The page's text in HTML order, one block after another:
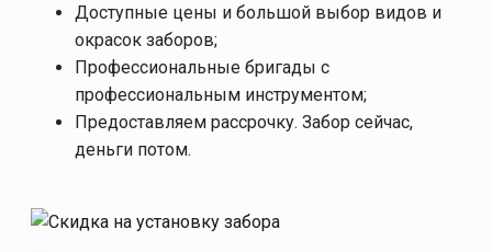
Доступные цены и большой выбор видов и
окрасок заборов;
Профессиональные бригады с
профессиональным инструментом;
Предоставляем рассрочку. Забор сейчас,
деньги потом.